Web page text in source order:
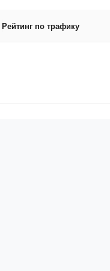
Рейтинг по трафику